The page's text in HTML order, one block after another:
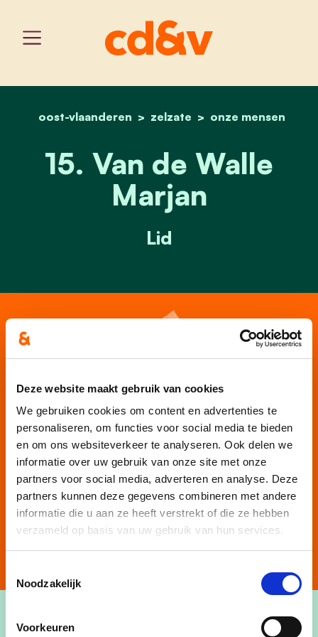
Deze website maakt gebruik van cookies
We gebruiken cookies om content en advertenties te
personaliseren, om functies voor social media te bieden
en om ons websiteverkeer te analyseren. Ook delen we
informatie over uw gebruik van onze site met onze
partners voor social media, adverteren en analyse. Deze
partners kunnen deze gegevens combineren met andere
informatie die u aan ze heeft verstrekt of die ze hebben
verzameld op basis van uw gebruik van hun services.
Noodzakelijk
Voorkeuren
home
oost-vlaanderen zelzate onze mensen
15. van de walle marjan
15. Van de Walle
Marjan
Lid